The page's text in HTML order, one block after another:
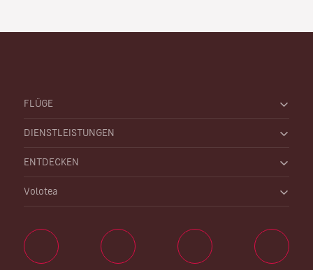
FLÜGE
DIENSTLEISTUNGEN
ENTDECKEN
Volotea